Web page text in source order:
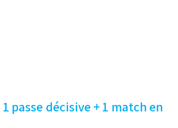
passe décisive + 1 match en